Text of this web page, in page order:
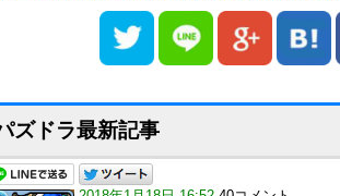
ズドラ最新記事